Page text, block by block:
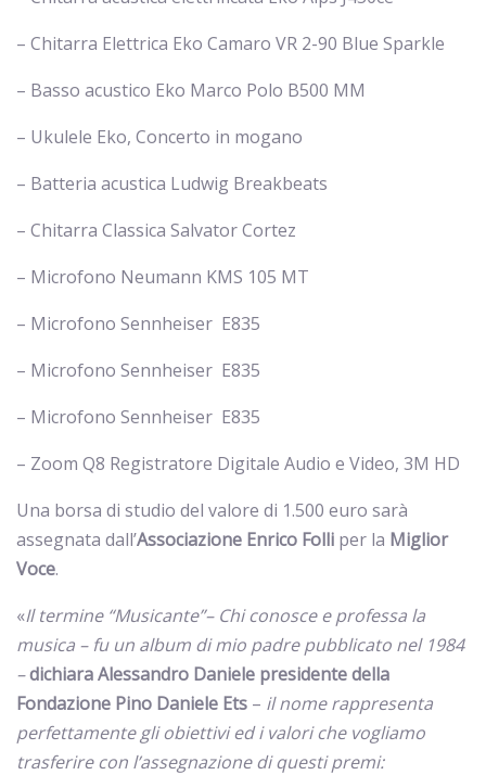
– Chitarra Elettrica Eko Camaro VR 2-90 Blue Sparkle
– Basso acustico Eko Marco Polo B500 MM
– Ukulele Eko, Concerto in mogano
– Batteria acustica Ludwig Breakbeats
– Chitarra Classica Salvator Cortez
– Microfono Neumann KMS 105 MT
– Microfono Sennheiser E835
– Microfono Sennheiser E835
– Microfono Sennheiser E835
– Zoom Q8 Registratore Digitale Audio e Video, 3M HD
Una borsa di studio del valore di 1.500 euro sarà
assegnata dall’Associazione Enrico Folli per la Miglior
Voce.
«Il termine “Musicante”– Chi conosce e professa la
musica – fu un album di mio padre pubblicato nel 1984
–dichiara Alessandro Daniele presidente della
Fondazione Pino Daniele Ets – il nome rappresenta
perfettamente gli obiettivi ed i valori che vogliamo
trasferire con l’assegnazione di questi premi: